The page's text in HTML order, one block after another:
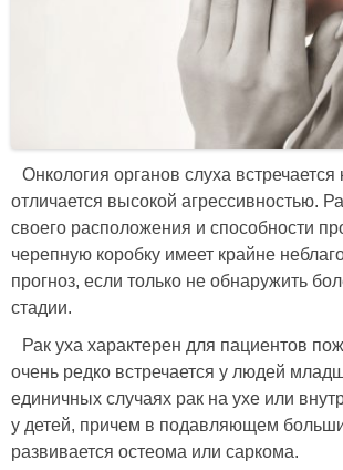
Онкология органов слуха
отличается высокой агрессивностью.
своего расположения и способности
черепную коробку имеет крайне
прогноз, если только не обнаружить
стадии.
Рак уха характерен для пациентов
очень редко встречается у людей
единичных случаях рак на ухе или
у детей, причем в подавляющем
развивается остеома или саркома.